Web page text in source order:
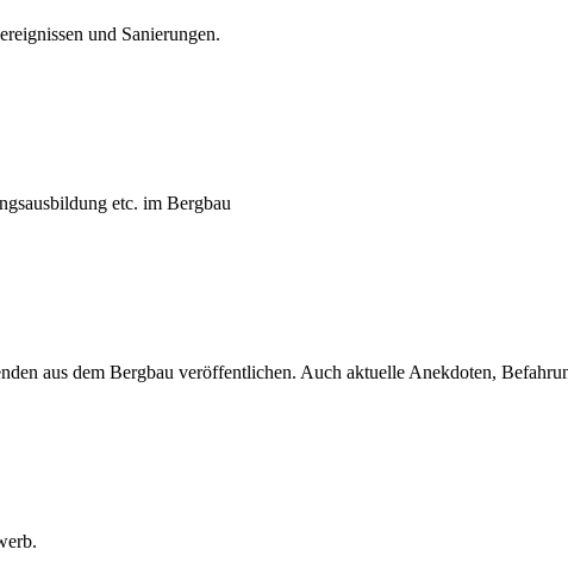
und Sanierungen.
etc. im Bergbau
aus dem Bergbau veröffentlichen. Auch aktuelle Anekdoten,